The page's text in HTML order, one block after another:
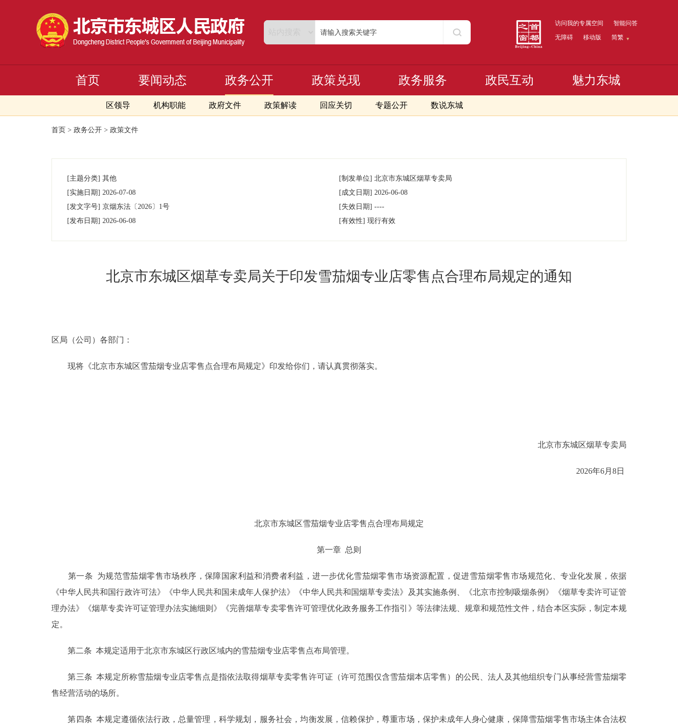
访问我的专属空间
智能问答
无障碍
移动版 简繁
首页 要闻动态 政务公开
区领导 机构职能 政府文件 政策解读 回应关切 专题公开 数说东城
政策兑现 政务服务 政民互动 魅力东城
首页 > 政务公开 > 政策文件
[主题分类] 其他 [制发单位] 北京市东城区烟草专卖局
[实施日期] 2026-07-08 [成文日期] 2026-06-08
[发文字号] 京烟东法 〔2026〕 1号 [失效日期] ----
[发布日期] 2026-06-08 [有效性] 现行有效
北京市东城区烟草专卖局关于印发雪茄烟专业店零售点合理布局规定的通知
区局（公司）各部门：
现将《北京市东城区雪茄烟专业店零售点合理布局规定》印发给你们，请认真贯彻落实。
北京市东城区烟草专卖局
2026年6月8日
北京市东城区雪茄烟专业店零售点合理布局规定
第一章 总则
第一条 为规范雪茄烟零售市场秩序，保障国家利益和消费者利益，进一步优化雪茄烟零售市场资源配置，促进雪茄烟零售市场规范化、专业化发展，依据
《中华人民共和国行政许可法》《中华人民共和国未成年人保护法》《中华人民共和国烟草专卖法》及其实施条例、《北京市控制吸烟条例》《烟草专卖许可证管
理办法》《烟草专卖许可证管理办法实施细则》《完善烟草专卖零售许可管理优化政务服务工作指引》等法律法规、规章和规范性文件，结合本区实际，制定本规
定。
第二条 本规定适用于北京市东城区行政区域内的雪茄烟专业店零售点布局管理。
第三条 本规定所称雪茄烟专业店零售点是指依法取得烟草专卖零售许可证（许可范围仅含雪茄烟本店零售）的公民、法人及其他组织专门从事经营雪茄烟零
售经营活动的场所。
第四条 本规定遵循依法行政，总量管理，科学规划，服务社会，均衡发展，信赖保护，尊重市场，保护未成年人身心健康，保障雪茄烟零售市场主体合法权